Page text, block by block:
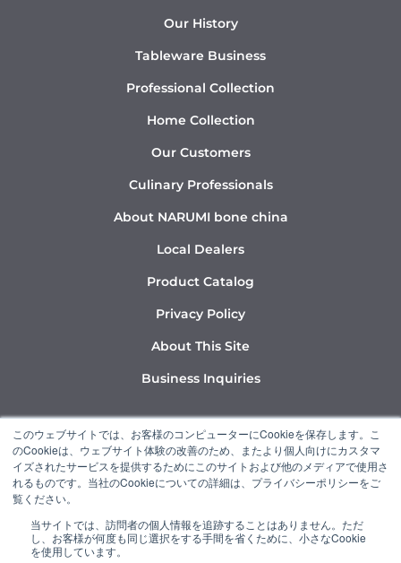
このウェブサイトでは、お客様のコンピューターにCookieを保存します。こ
のCookieは、ウェブサイト体験の改善のため、またより個人向けにカスタマ
イズされたサービスを提供するためにこのサイトおよび他のメディアで使用さ
れるものです。当社のCookieについての詳細は、プライバシーポリシーをご
覧ください。
当サイトでは、訪問者の個人情報を追跡することはありません。ただ
し、お客様が何度も同じ選択をする手間を省くために、小さなCookie
を使用しています。
Our History
Tableware Business
Professional Collection
Home Collection
Our Customers
Culinary Professionals
About NARUMI bone china
Local Dealers
Product Catalog
Privacy Policy
About This Site
Business Inquiries
Y
o
u
t
b
I
n
s
t
g
L
i
n
k
d
“NARUMI” is a member of the Ishizuka Glass Group.